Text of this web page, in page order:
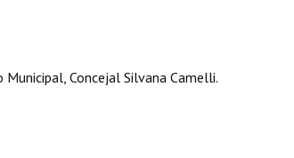
Municipal, Concejal Silvana Camelli.